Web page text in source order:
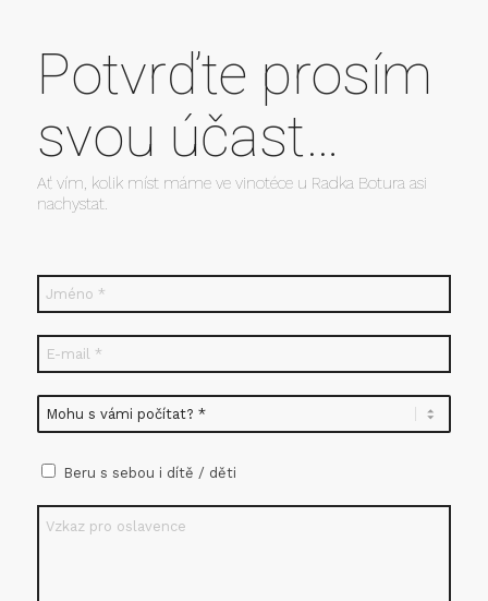
Potvrďte prosím
svou účast…
Ať vím, kolik míst máme ve vinotéce u Radka Botura asi
nachystat.
Beru s sebou i dítě / děti